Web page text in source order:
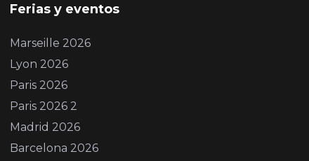
Ferias y eventos
Marseille 2026
Lyon 2026
Paris 2026
Paris 2026 2
Madrid 2026
Barcelona 2026